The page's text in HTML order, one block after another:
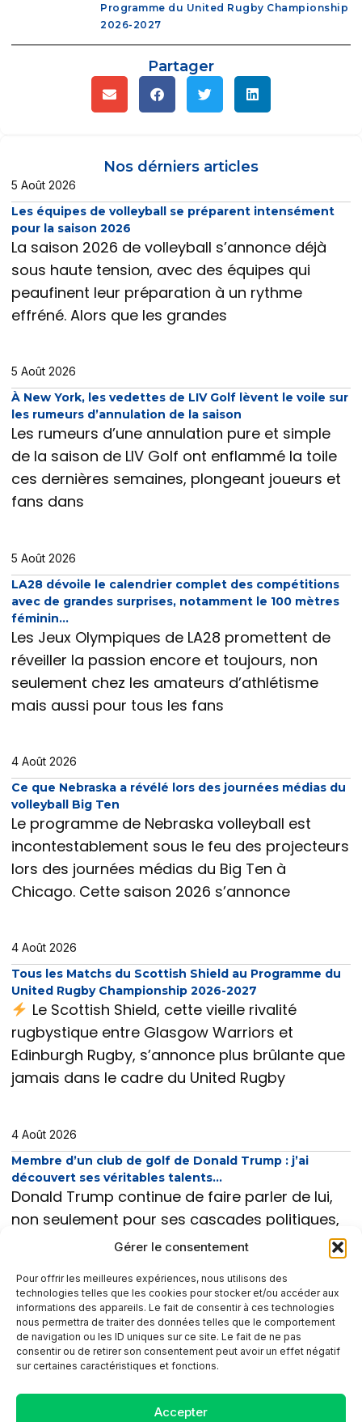
Gérer le consentement
Pour offrir les meilleures expériences, nous utilisons des
technologies telles que les cookies pour stocker et/ou accéder aux
informations des appareils. Le fait de consentir à ces technologies
nous permettra de traiter des données telles que le comportement
de navigation ou les ID uniques sur ce site. Le fait de ne pas
consentir ou de retirer son consentement peut avoir un effet négatif
sur certaines caractéristiques et fonctions.
Accepter
Programme du United Rugby Championship
2026-2027
Partager
Nos dérniers articles
5 Août 2026
Les équipes de volleyball se préparent intensément
pour la saison 2026
La saison 2026 de volleyball s’annonce déjà
sous haute tension, avec des équipes qui
peaufinent leur préparation à un rythme
effréné. Alors que les grandes
5 Août 2026
À New York, les vedettes de LIV Golf lèvent le voile sur
les rumeurs d’annulation de la saison
Les rumeurs d’une annulation pure et simple
de la saison de LIV Golf ont enflammé la toile
ces dernières semaines, plongeant joueurs et
fans dans
5 Août 2026
LA28 dévoile le calendrier complet des compétitions
avec de grandes surprises, notamment le 100 mètres
féminin…
Les Jeux Olympiques de LA28 promettent de
réveiller la passion encore et toujours, non
seulement chez les amateurs d’athlétisme
mais aussi pour tous les fans
4 Août 2026
Ce que Nebraska a révélé lors des journées médias du
volleyball Big Ten
Le programme de Nebraska volleyball est
incontestablement sous le feu des projecteurs
lors des journées médias du Big Ten à
Chicago. Cette saison 2026 s’annonce
4 Août 2026
Tous les Matchs du Scottish Shield au Programme du
United Rugby Championship 2026-2027
Le Scottish Shield, cette vieille rivalité
rugbystique entre Glasgow Warriors et
Edinburgh Rugby, s’annonce plus brûlante que
jamais dans le cadre du United Rugby
4 Août 2026
Membre d’un club de golf de Donald Trump : j’ai
découvert ses véritables talents…
Donald Trump continue de faire parler de lui,
non seulement pour ses cascades politiques,
mais surtout pour ses exploits sur le terrain de
CONTACT